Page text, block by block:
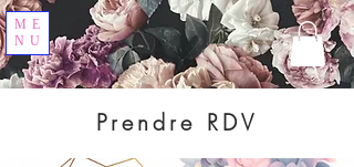
ME
NU
Prendre RDV